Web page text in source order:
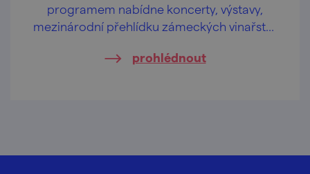
programem nabídne koncerty, výstavy,
mezinárodní přehlídku zámeckých vinařství,
prohlédnout